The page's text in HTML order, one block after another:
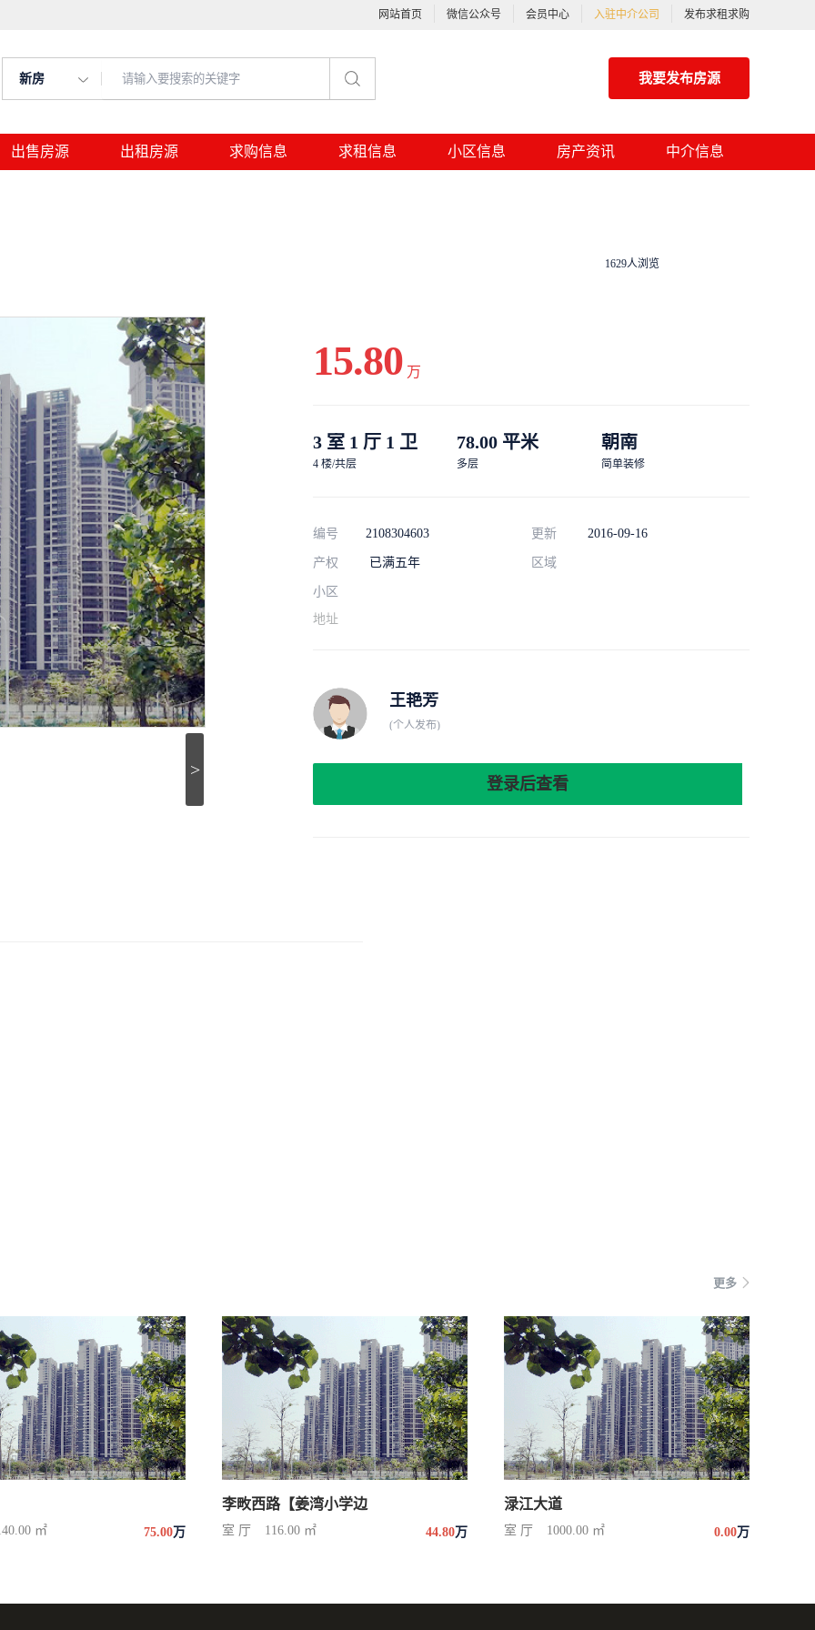
网站首页 微信公众号 会员中心 入驻中介公司 发布求租求购
新房 我要发布房源
出售房源 出租房源 求购信息 求租信息 小区信息 房产资讯 中介信息
1629人浏览
>
15.80 万
3 室 1 厅 1 卫
4 楼/共层
78.00 平米
多层
朝南
简单装修
编号 2108304603 更新 2016-09-16
产权 已满五年 区域
小区
地址
王艳芳
(个人发布)
登录后查看
更多
㎡ 75.00万
李畋西路【姜湾小学边
室 厅 116.00 ㎡ 44.80万
渌江大道
室 厅 1000.00 ㎡ 0.00万